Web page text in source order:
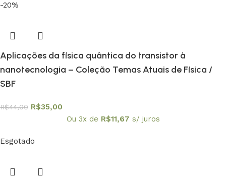
-20%
Aplicações da física quântica do transistor à
nanotecnologia – Coleção Temas Atuais de Física /
SBF
R$44,00 R$35,00
Ou 3x de R$11,67 s/ juros
Esgotado